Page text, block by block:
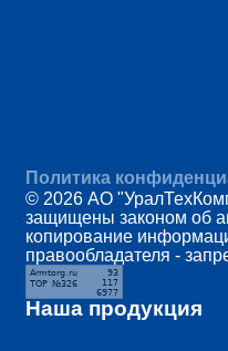
Политика
© 2026 АО
защищены законом об
копирование
правообладателя -
Наша продукция